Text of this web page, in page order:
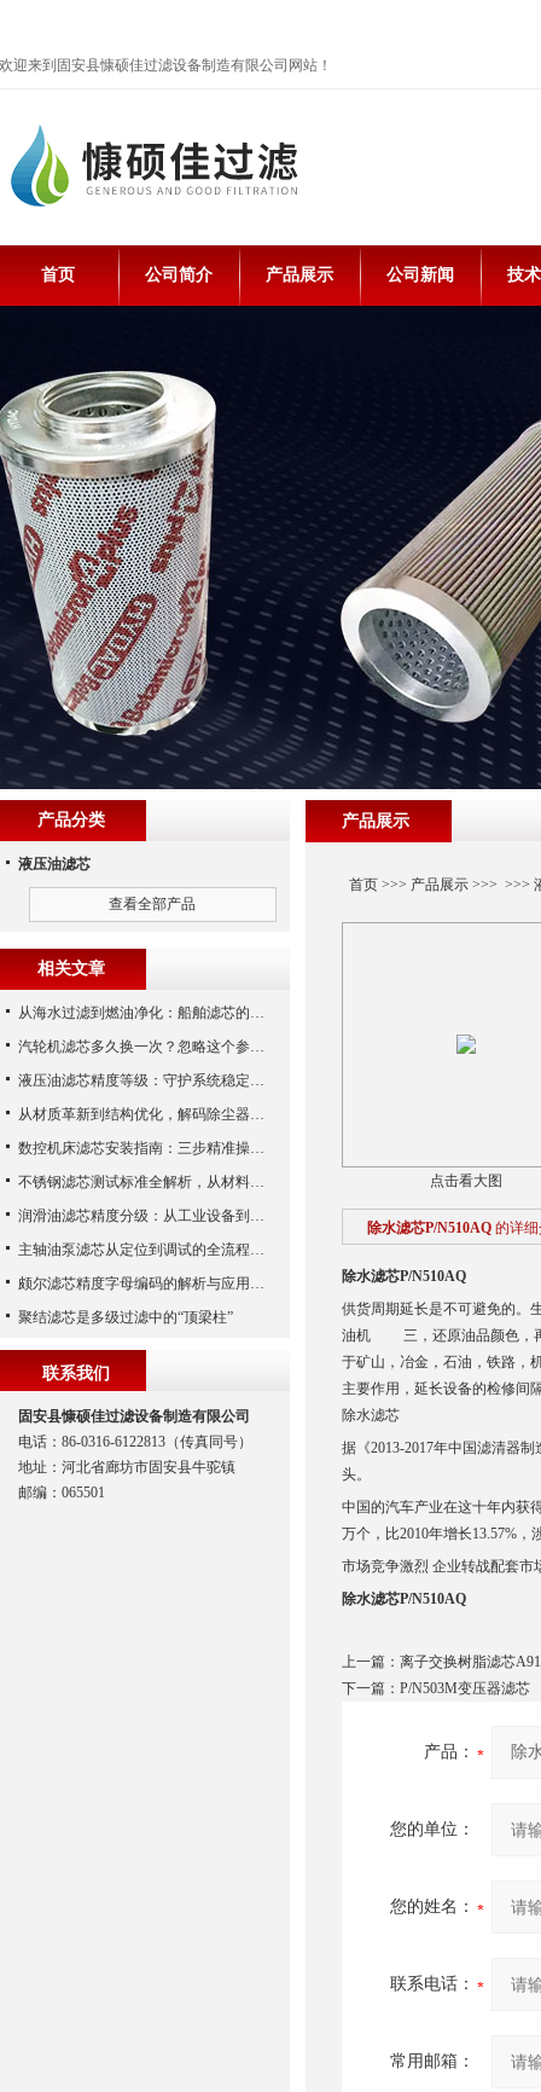
欢迎来到固安县慷硕佳过滤设备制造有限公司网站！
首页 公司简介 产品展示 公司新闻 技
产品展示
首页>>> 产品展示>>> >>>
点击看大图
除水滤芯P/N510AQ 的详
除水滤芯P/N510AQ
供货周期延长是不可避免的。
油机 三，还原油品颜色，再
于矿山，冶金，石油，铁路，
主要作用，延长设备的检修间
除水滤芯
据《2013-2017年中国滤清器
头。
中国的汽车产业在这十年内获
万个，比2010年增长13.57%，
市场竞争激烈 企业转战配套市
除水滤芯P/N510AQ
上一篇： 离子交换树脂滤芯
下一篇： P/N503M变压器滤芯
产品：
您的单位：
您的姓名：
联系电话：
常用邮箱：
产品分类
液压油滤芯
查看全部产品
相关文章
从海水过滤到燃油净化：船舶滤芯的多场景应用解析
汽轮机滤芯多久换一次？忽略这个参数，机组非停损失可能上百万！
液压油滤芯精度等级：守护系统稳定与寿命的“微米标尺”
从材质革新到结构优化，解码除尘器滤芯性能跃升的核心逻辑
数控机床滤芯安装指南：三步精准操作，杜绝设备“亚健康”
不锈钢滤芯测试标准全解析，从材料性能到应用场景的严苛验证
润滑油滤芯精度分级：从工业设备到精密系统的过滤密码
主轴油泵滤芯从定位到调试的全流程解析
颇尔滤芯精度字母编码的解析与应用指南
聚结滤芯是多级过滤中的“顶梁柱”
联系我们
固安县慷硕佳过滤设备制造有限公司
电话：86-0316-6122813（传真同号）
地址：河北省廊坊市固安县牛驼镇
邮编：065501